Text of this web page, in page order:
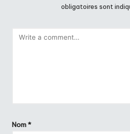
obligatoires sont
Nom*